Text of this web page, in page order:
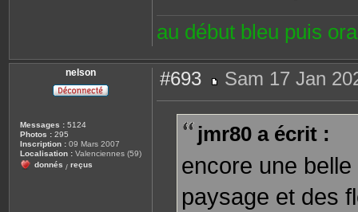
au début bleu puis
nelson
Messages : 5124
Photos : 295
Inscription : 09 Mars 2007
Localisation : Valenciennes (59)
donnés / reçus
#693
e
Sam 17 Jan
jmr80 a écrit :
encore une
paysage et des